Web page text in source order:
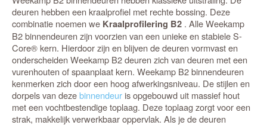
deuren hebben een kraalprofiel met rechte bossing. Deze
combinatie noemen we Kraalprofilering B2 . Alle Weekamp
B2 binnendeuren zijn voorzien van een unieke en stabiele S-
Core® kern. Hierdoor zijn en blijven de deuren vormvast en
onderscheiden Weekamp B2 deuren zich van deuren met een
vurenhouten of spaanplaat kern. Weekamp B2 binnendeuren
kenmerken zich door een hoog afwerkingsniveau. De stijlen en
dorpels van dezebinnendeur is opgebouwd uit massief hout
met een vochtbestendige toplaag. Deze toplaag zorgt voor een
strak, makkelijk verwerkbaar oppervlak. Als je de deuren